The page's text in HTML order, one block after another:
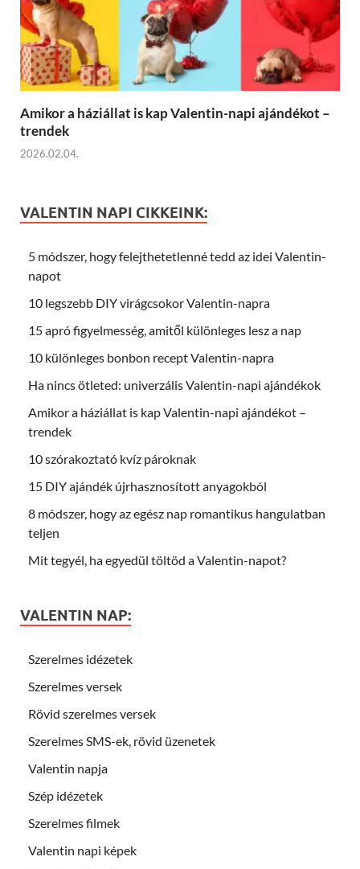
Amikor a háziállat is kap Valentin-napi ajándékot –
trendek
2026.02.04.
VALENTIN NAPI CIKKEINK:
5 módszer, hogy felejthetetlenné tedd az idei Valentin-
napot
10 legszebb DIY virágcsokor Valentin-napra
15 apró figyelmesség, amitől különleges lesz a nap
10 különleges bonbon recept Valentin-napra
Ha nincs ötleted: univerzális Valentin-napi ajándékok
Amikor a háziállat is kap Valentin-napi ajándékot –
trendek
10 szórakoztató kvíz pároknak
15 DIY ajándék újrhasznosított anyagokból
8 módszer, hogy az egész nap romantikus hangulatban
teljen
Mit tegyél, ha egyedül töltöd a Valentin-napot?
VALENTIN NAP:
Szerelmes idézetek
Szerelmes versek
Rövid szerelmes versek
Szerelmes SMS-ek, rövid üzenetek
Valentin napja
Szép idézetek
Szerelmes filmek
Valentin napi képek